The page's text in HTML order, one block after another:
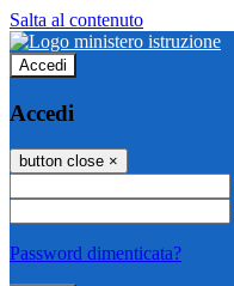
Salta al contenuto
Accedi
Accedi
button close ×
Password dimenticata?